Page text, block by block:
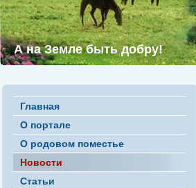
А на Земле быть добру!
Главная
О портале
О родовом поместье
Новости
Статьи